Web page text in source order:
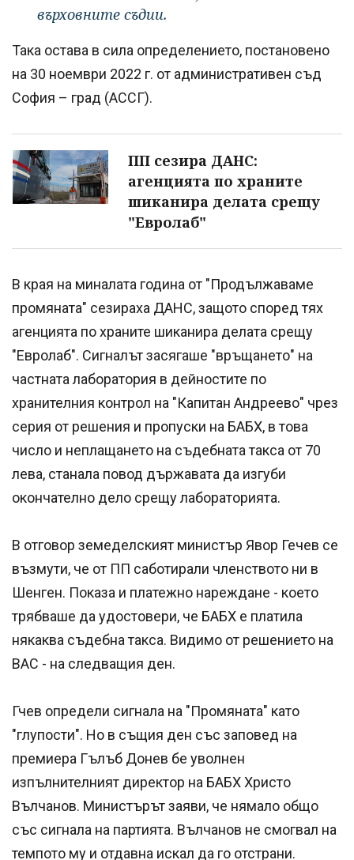
върховните съдии.
Така остава в сила определението, постановено
на 30 ноември 2022 г. от административен съд
София – град (АССГ).
ПП сезира ДАНС:
агенцията по храните
шиканира делата срещу
"Евролаб"
В края на миналата година от "Продължаваме
промяната" сезираха ДАНС, защото според тях
агенцията по храните шиканира делата срещу
"Евролаб". Сигналът засягаше "връщането" на
частната лаборатория в дейностите по
хранителния контрол на "Капитан Андреево" чрез
серия от решения и пропуски на БАБХ, в това
число и неплащането на съдебната такса от 70
лева, станала повод държавата да изгуби
окончателно дело срещу лабораторията.
В отговор земеделският министър Явор Гечев се
възмути, че от ПП саботирали членството ни в
Шенген. Показа и платежно нареждане - което
трябваше да удостовери, че БАБХ е платила
някаква съдебна такса. Видимо от решението на
ВАС - на следващия ден.
Гчев определи сигнала на "Промяната" като
"глупости". Но в същия ден със заповед на
премиера Гълъб Донев бе уволнен
изпълнителният директор на БАБХ Христо
Вълчанов. Министърът заяви, че нямало общо
със сигнала на партията. Вълчанов не смогвал на
темпото му и отдавна искал да го отстрани.